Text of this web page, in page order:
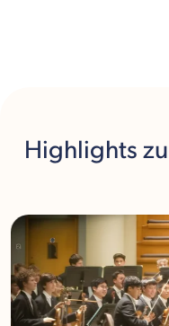
Highlights